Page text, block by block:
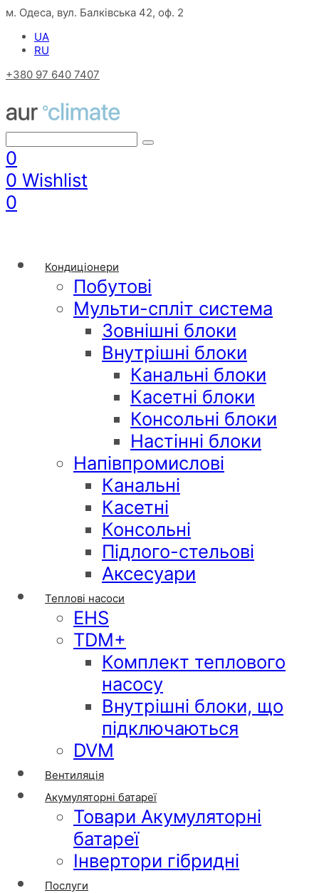
м. Одеса, вул. Балківська 42, оф. 2
UA
RU
+380 97 640 7407
0
0 Wishlist
0
Кондиціонери
Побутові
Мульти-спліт система
Зовнішні блоки
Внутрішні блоки
Канальні блоки
Касетні блоки
Консольні блоки
Настінні блоки
Напівпромислові
Канальні
Касетні
Консольні
Підлого-стельові
Аксесуари
Теплові насоси
EHS
TDM+
Комплект теплового
насосу
Внутрішні блоки, що
підключаються
DVM
Вентиляція
Акумуляторні батареї
Товари Акумуляторні
батареї
Інвертори гібридні
Послуги